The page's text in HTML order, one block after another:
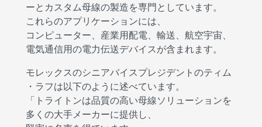
ーとカスタム母線の製造を専門としています。
これらのアプリケーションには、
コンピューター、産業用配電、輸送、航空宇宙、
電気通信用の電力伝送デバイスが含まれます。
モレックスのシニアバイスプレジデントのティム
・ラフは以下のように述べています。
「トライトンは品質の高い母線ソリューションを
多くの大手メーカーに提供し、